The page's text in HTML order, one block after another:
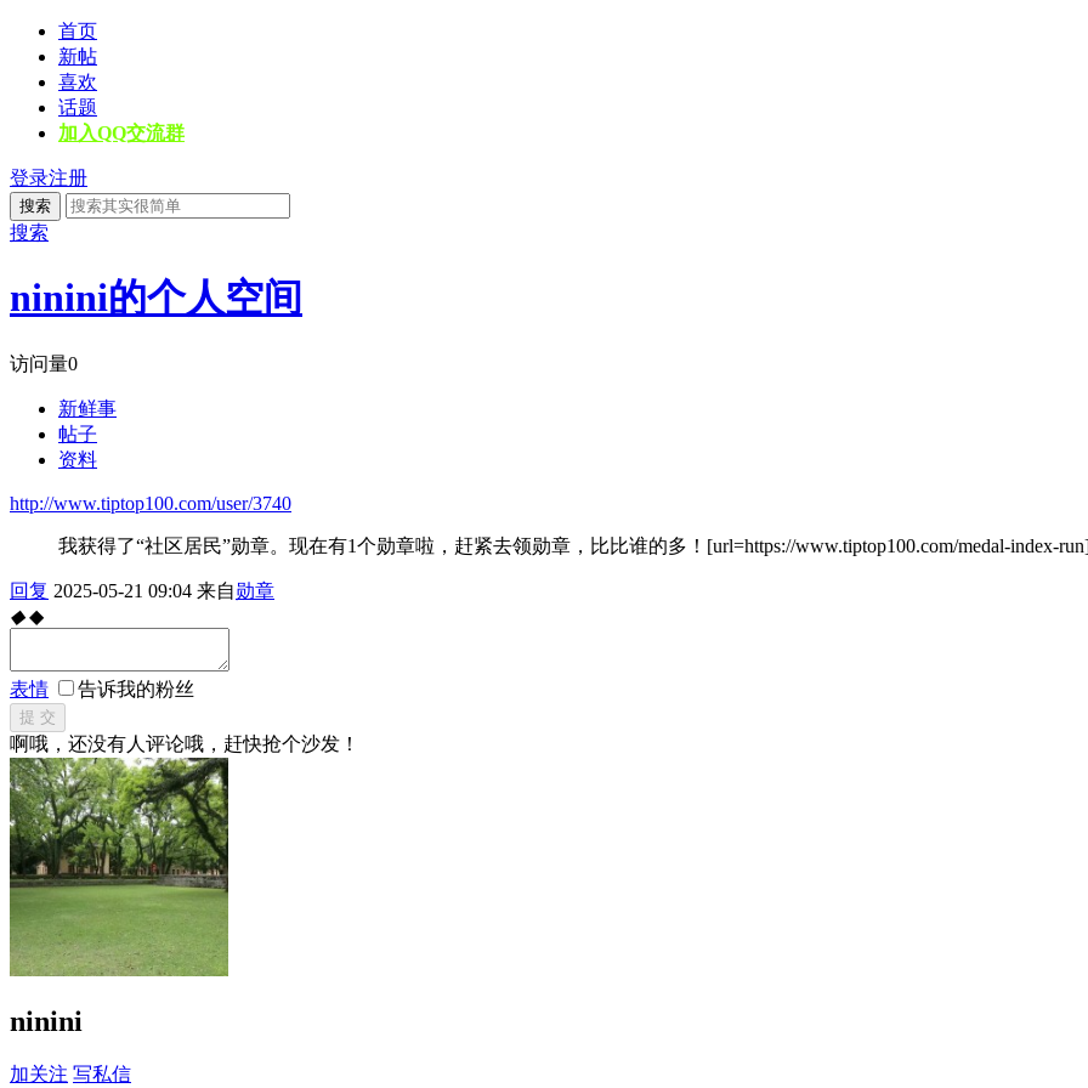
首页
新帖
喜欢
话题
加入QQ交流群
登录注册
搜索
搜索
ninini的个人空间
访问量0
新鲜事
帖子
资料
http://www.tiptop100.com/user/3740
我获得了“社区居民”勋章。现在有1个勋章啦，赶紧去领勋章，比比谁的多！[url=https://www.tiptop100.com/medal-index-
回复 2025-05-21 09:04 来自勋章
◆ ◆
表情 告诉我的粉丝
提 交
啊哦，还没有人评论哦，赶快抢个沙发！
ninini
加关注 写私信